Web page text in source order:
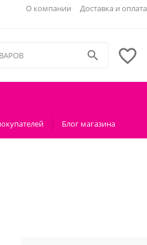
О компании Доставка и оплата


Блог магазина